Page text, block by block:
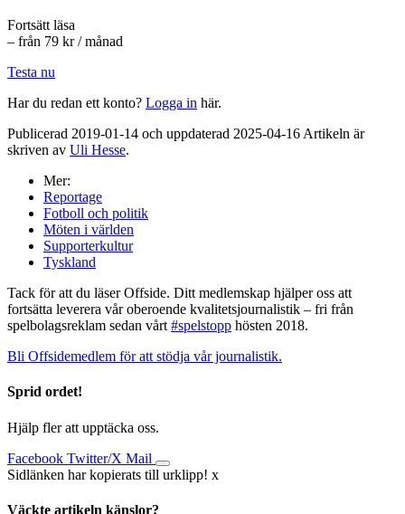
Fortsätt läsa
– från 79 kr / månad
Testa nu
Har du redan ett konto? Logga in här.
Publicerad 2019-01-14 och uppdaterad 2025-04-16 Artikeln är
skriven av Uli Hesse.
Mer:
Reportage
Fotboll och politik
Möten i världen
Supporterkultur
Tyskland
Tack för att du läser Offside. Ditt medlemskap hjälper oss att
fortsätta leverera vår oberoende kvalitetsjournalistik – fri från
spelbolagsreklam sedan vårt #spelstopp hösten 2018.
Bli Offsidemedlem för att stödja vår journalistik.
Sprid ordet!
Hjälp fler att upptäcka oss.
Facebook Twitter/X Mail
Sidlänken har kopierats till urklipp! x
Väckte artikeln känslor?